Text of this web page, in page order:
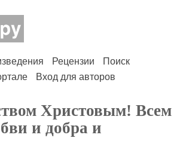
Рецензии
Поиск
Вход для авторов
Христовым! Всем
и добра и